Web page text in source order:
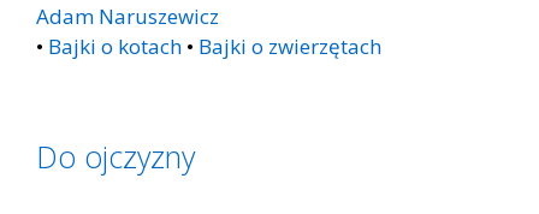
Adam Naruszewicz
• Bajki o kotach • Bajki o zwierzętach
Do ojczyzny